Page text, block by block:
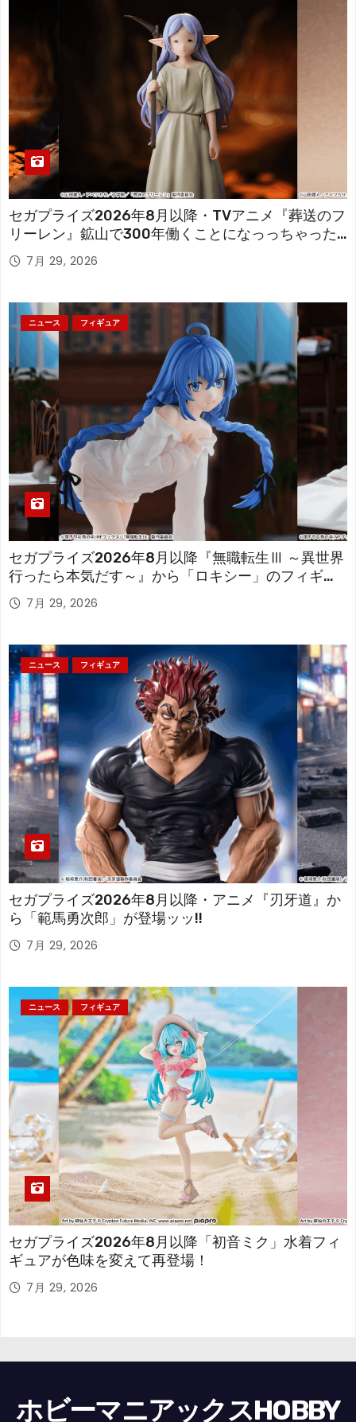
セガプライズ2026年8月以降・TVアニメ『葬送のフ
リーレン』鉱山で300年働くことになっっちゃった
「フリーレン」を立体化！
7月 29, 2026
ニュース フィギュア
セガプライズ2026年8月以降『無職転生Ⅲ ～異世界
行ったら本気だす～』から「ロキシー」のフィギュ
アが登場！
7月 29, 2026
ニュース フィギュア
セガプライズ2026年8月以降・アニメ『刃牙道』か
ら「範馬勇次郎」が登場ッッ!!
7月 29, 2026
ニュース フィギュア
セガプライズ2026年8月以降「初音ミク」水着フィ
ギュアが色味を変えて再登場！
7月 29, 2026
ホビーマニアックスHOBBY